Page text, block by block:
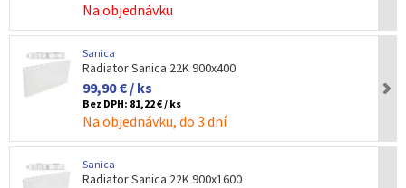
Na objednávku
Sanica
Radiator Sanica 22K 900x400
99,90 € / ks
Bez DPH: 81,22 € / ks
Na objednávku, do 3 dní
Sanica
Radiator Sanica 22K 900x1600